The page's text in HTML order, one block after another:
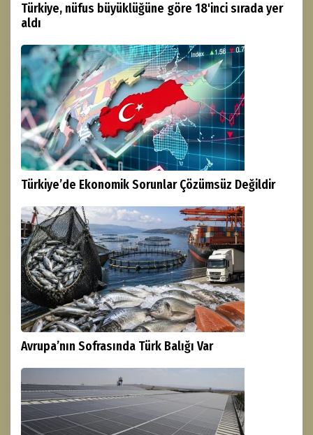
Türkiye, nüfus büyüklüğüne göre 18'inci sırada yer
aldı
Türkiye’de Ekonomik Sorunlar Çözümsüz Değildir
Avrupa’nın Sofrasında Türk Balığı Var